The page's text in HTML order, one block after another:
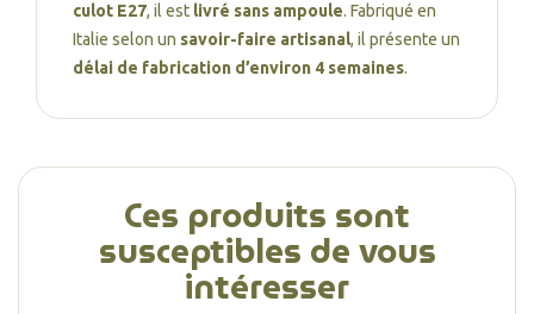
culot E27, il est livré sans ampoule. Fabriqué en
Italie selon un savoir-faire artisanal, il présente un
délai de fabrication d’environ 4 semaines.
Ces produits sont
susceptibles de vous
intéresser